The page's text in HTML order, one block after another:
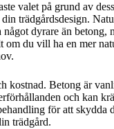
valet på grund av dess
trädgårdsdesign.
dyrare än betong,
om du vill ha en mer
kostnad. Betong är
och kan
för att skydda
trädgård.